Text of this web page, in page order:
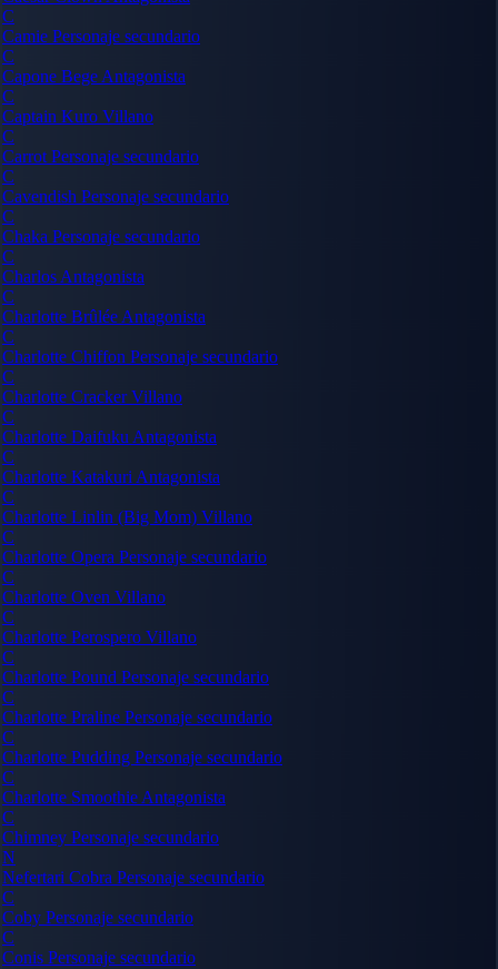
C
Camie Personaje secundario
C
Capone Bege Antagonista
C
Captain Kuro Villano
C
Carrot Personaje secundario
C
Cavendish Personaje secundario
C
Chaka Personaje secundario
C
Charlos Antagonista
C
Charlotte Brûlée Antagonista
C
Charlotte Chiffon Personaje secundario
C
Charlotte CrackerVillano
C
Charlotte Daifuku Antagonista
C
Charlotte Katakuri Antagonista
C
Charlotte Linlin (Big Mom) Villano
C
Charlotte Opera Personaje secundario
C
Charlotte Oven Villano
C
Charlotte Perospero Villano
C
Charlotte Pound Personaje secundario
C
Charlotte Praline Personaje secundario
C
Charlotte Pudding Personaje secundario
C
Charlotte Smoothie Antagonista
C
Chimney Personaje secundario
N
Nefertari Cobra Personaje secundario
C
Coby Personaje secundario
C
Conis Personaje secundario